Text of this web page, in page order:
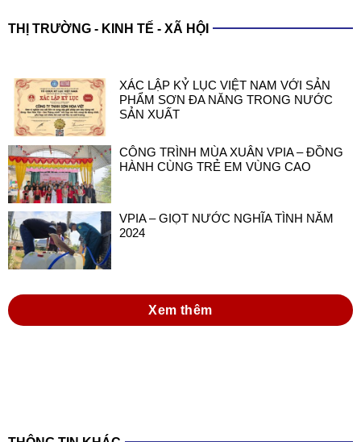
THỊ TRƯỜNG - KINH TẾ - XÃ HỘI
XÁC LẬP KỶ LỤC VIỆT NAM VỚI SẢN
PHẨM SƠN ĐA NĂNG TRONG NƯỚC
SẢN XUẤT
CÔNG TRÌNH MÙA XUÂN VPIA – ĐỒNG
HÀNH CÙNG TRẺ EM VÙNG CAO
VPIA – GIỌT NƯỚC NGHĨA TÌNH NĂM
2024
Xem thêm